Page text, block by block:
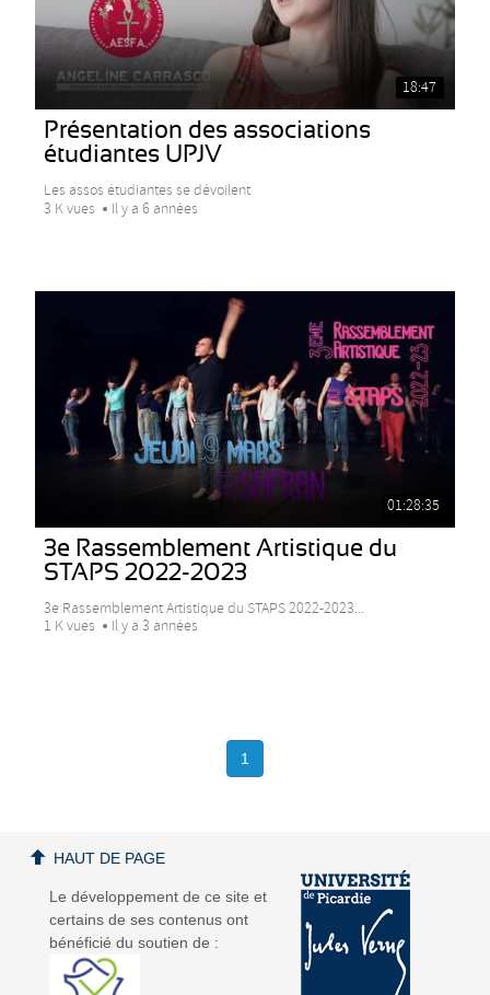
18:47
Présentation des associations
étudiantes UPJV
Les assos étudiantes se dévoilent
3 K vues
Il y a 6 années
01:28:35
3e Rassemblement Artistique du
STAPS 2022-2023
3e Rassemblement Artistique du STAPS 2022-2023...
1 K vues
Il y a 3 années
1
Le développement de ce site et
certains de ses contenus ont
bénéficié du soutien de :
HAUT DE PAGE